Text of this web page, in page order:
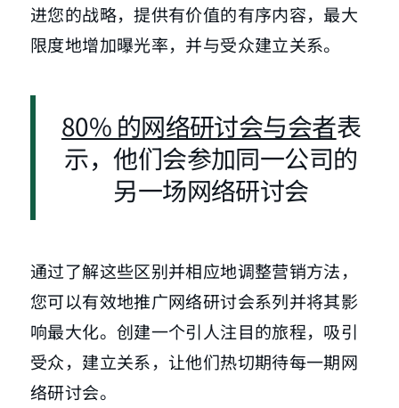
进您的战略，提供有价值的有序内容，最大
限度地增加曝光率，并与受众建立关系。
80% 的网络研讨会与会者表
示，他们会参加同一公司的
另一场网络研讨会
通过了解这些区别并相应地调整营销方法，
您可以有效地推广网络研讨会系列并将其影
响最大化。创建一个引人注目的旅程，吸引
受众，建立关系，让他们热切期待每一期网
络研讨会。